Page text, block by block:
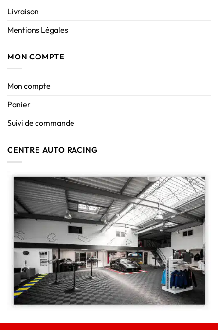
Livraison
Mentions Légales
MON COMPTE
Mon compte
Panier
Suivi de commande
CENTRE AUTO RACING